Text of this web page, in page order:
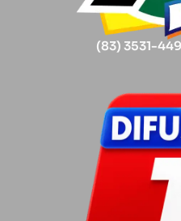
(83) 3531-